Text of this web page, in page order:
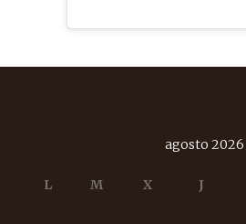
agosto 2026
L M X J